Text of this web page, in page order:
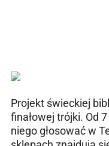
Projekt świeckiej
finałowej trójki. Od
niego głosować w